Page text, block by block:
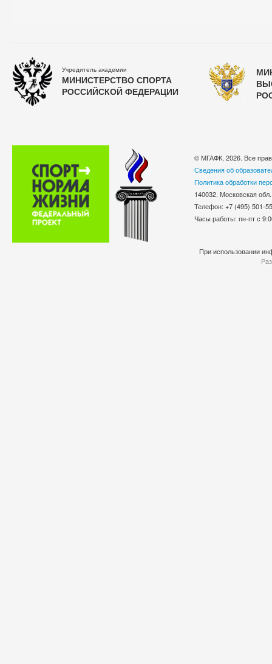
Учредитель академии
МИНИСТЕРСТВО СПОРТА
РОССИЙСКОЙ ФЕДЕРАЦИИ
© МГАФК, 2026. Все
Сведения об
Политика обработки
140032, Московская
Телефон: +7 (495)
Часы работы: пн-пт с
При использовании